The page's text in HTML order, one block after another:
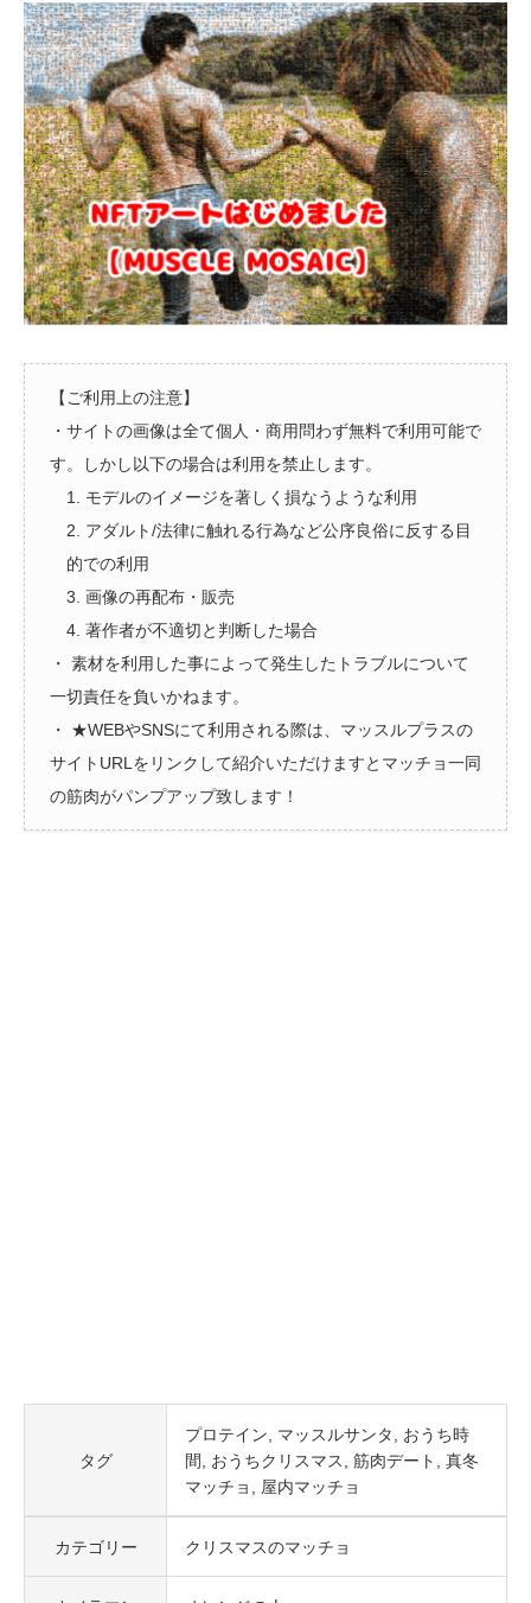
【ご利用上の注意】
・サイトの画像は全て個人・商用問わず無料で利用可能で
す。しかし以下の場合は利用を禁止します。
1. モデルのイメージを著しく損なうような利用
2. アダルト/法律に触れる行為など公序良俗に反する目
的での利用
3. 画像の再配布・販売
4. 著作者が不適切と判断した場合
・ 素材を利用した事によって発生したトラブルについて
一切責任を負いかねます。
・ ★WEBやSNSにて利用される際は、マッスルプラスの
サイトURLをリンクして紹介いただけますとマッチョ一同
の筋肉がパンプアップ致します！
タグ
プロテイン マッスルサンタ
おうち時
間
おうちクリスマス 筋肉デート
真冬
マッチョ
屋内マッチョ
カテゴリー クリスマスのマッチョ